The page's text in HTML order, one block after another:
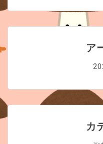
ア
カ